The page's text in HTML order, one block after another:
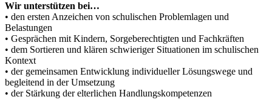
Wir unterstützen bei…
• den ersten Anzeichen von schulischen Problemlagen und
Belastungen
• Gesprächen mit Kindern, Sorgeberechtigten und Fachkräften
• dem Sortieren und klären schwieriger Situationen im schulischen
Kontext
• der gemeinsamen Entwicklung individueller Lösungswege und
begleitend in der Umsetzung
• der Stärkung der elterlichen Handlungskompetenzen